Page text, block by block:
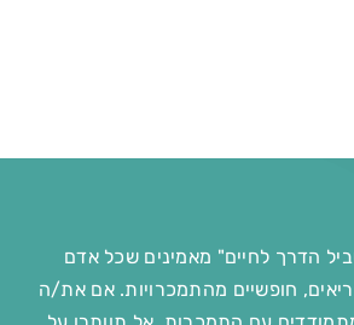
הדרך לחיים" מאמינים שכל אדם
חופשיים מהתמכרויות. אם את/ה